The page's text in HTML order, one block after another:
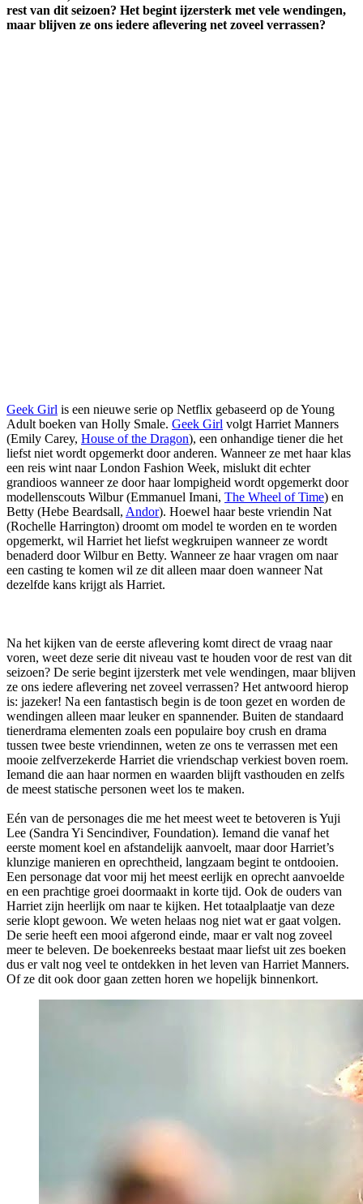
rest van dit seizoen? Het begint ijzersterk met vele wendingen,
maar blijven ze ons iedere aflevering net zoveel verrassen?
Geek Girl is een nieuwe serie op Netflix gebaseerd op de Young
Adult boeken van Holly Smale. Geek Girl volgt Harriet Manners
(Emily Carey, House of the Dragon), een onhandige tiener die het
liefst niet wordt opgemerkt door anderen. Wanneer ze met haar klas
een reis wint naar London Fashion Week, mislukt dit echter
grandioos wanneer ze door haar lompigheid wordt opgemerkt door
modellenscouts Wilbur (Emmanuel Imani, The Wheel of Time) en
Betty (Hebe Beardsall, Andor). Hoewel haar beste vriendin Nat
(Rochelle Harrington) droomt om model te worden en te worden
opgemerkt, wil Harriet het liefst wegkruipen wanneer ze wordt
benaderd door Wilbur en Betty. Wanneer ze haar vragen om naar
een casting te komen wil ze dit alleen maar doen wanneer Nat
dezelfde kans krijgt als Harriet.
Na het kijken van de eerste aflevering komt direct de vraag naar
voren, weet deze serie dit niveau vast te houden voor de rest van dit
seizoen? De serie begint ijzersterk met vele wendingen, maar blijven
ze ons iedere aflevering net zoveel verrassen? Het antwoord hierop
is: jazeker! Na een fantastisch begin is de toon gezet en worden de
wendingen alleen maar leuker en spannender. Buiten de standaard
tienerdrama elementen zoals een populaire boy crush en drama
tussen twee beste vriendinnen, weten ze ons te verrassen met een
mooie zelfverzekerde Harriet die vriendschap verkiest boven roem.
Iemand die aan haar normen en waarden blijft vasthouden en zelfs
de meest statische personen weet los te maken.
Eén van de personages die me het meest weet te betoveren is Yuji
Lee (Sandra Yi Sencindiver, Foundation). Iemand die vanaf het
eerste moment koel en afstandelijk aanvoelt, maar door Harriet’s
klunzige manieren en oprechtheid, langzaam begint te ontdooien.
Een personage dat voor mij het meest eerlijk en oprecht aanvoelde
en een prachtige groei doormaakt in korte tijd. Ook de ouders van
Harriet zijn heerlijk om naar te kijken. Het totaalplaatje van deze
serie klopt gewoon. We weten helaas nog niet wat er gaat volgen.
De serie heeft een mooi afgerond einde, maar er valt nog zoveel
meer te beleven. De boekenreeks bestaat maar liefst uit zes boeken
dus er valt nog veel te ontdekken in het leven van Harriet Manners.
Of ze dit ook door gaan zetten horen we hopelijk binnenkort.